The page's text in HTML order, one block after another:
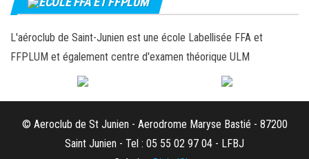
L'aéroclub de Saint-Junien est une école Labellisée FFA et
FFPLUM et également centre d'examen théorique ULM
© Aeroclub de St Junien - Aerodrome Maryse Bastié - 87200
Saint Junien - Tel : 05 55 02 97 04 - LFBJ